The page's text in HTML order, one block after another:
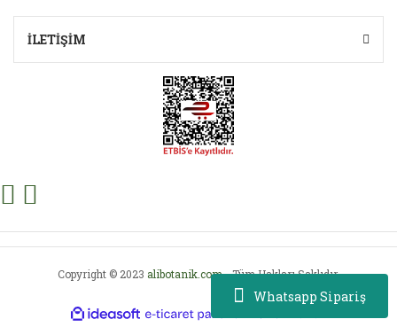
Whatsapp Sipariş
İLETİŞİM
Copyright © 2023 alibotanik.com- Tüm Hakları Saklıdır.
ideasoft